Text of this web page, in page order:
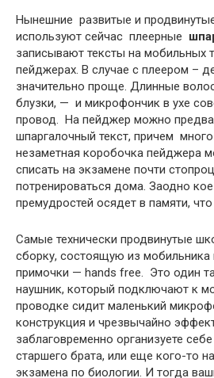
Нынешние развитые и
используют сейчас плеерные
записывают тексты на мобильных
пейджерах. В случае с плеером –
значительно проще. Длинные
блузки, — и микрофончик в ухе
провод. На пейджер можно
шпаргалочный текст, причем
незаметная коробочка пейджера
списать на экзамене почти
потренироваться дома. Заодно
премудростей осядет в памяти,
Самые технически продвинутые
сборку, состоящую из мобильника
примочки — hands free. Это один
наушник, который подключают к
проводке сидит маленький
конструкция и чрезвычайно
заблаговременно организуете
старшего брата, или еще кого-то
экзамена по биологии. И тогда